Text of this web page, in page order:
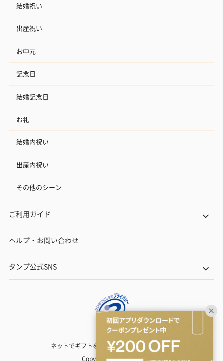
結婚祝い
出産祝い
お中元
記念日
結婚記念日
お礼
結婚内祝い
出産内祝い
その他のシーン
ご利用ガイド
ヘルプ・お問い合わせ
タンプ公式SNS
ネットでギフトを贈るなら | TANP（タンプ）
Copyright© TANP Inc.